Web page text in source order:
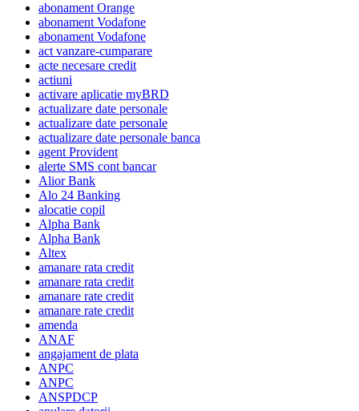
abonament Orange
abonament Vodafone
abonament Vodafone
act vanzare-cumparare
acte necesare credit
actiuni
activare aplicatie myBRD
actualizare date personale
actualizare date personale
actualizare date personale banca
agent Provident
alerte SMS cont bancar
Alior Bank
Alo 24 Banking
alocatie copil
Alpha Bank
Alpha Bank
Altex
amanare rata credit
amanare rata credit
amanare rate credit
amanare rate credit
amenda
ANAF
angajament de plata
ANPC
ANPC
ANSPDCP